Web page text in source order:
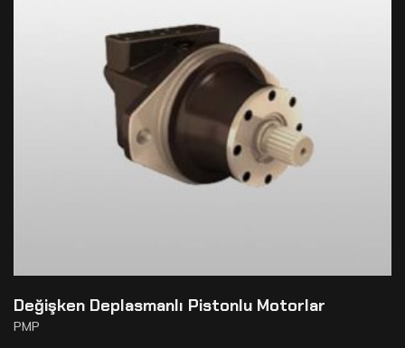
Değişken Deplasmanlı Pistonlu Motorlar
PMP